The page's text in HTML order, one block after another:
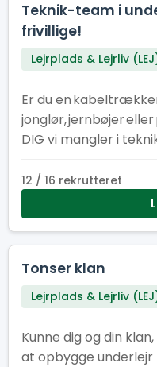
Teknik-team i
frivillige!
Lejrplads & Lejrliv
Er du en
jonglør, jernbøjer eller
DIG vi mangler i
12 / 16 rekrutteret
Tonser klan
Lejrplads & Lejrliv
Kunne dig og din
at opbygge underlejr